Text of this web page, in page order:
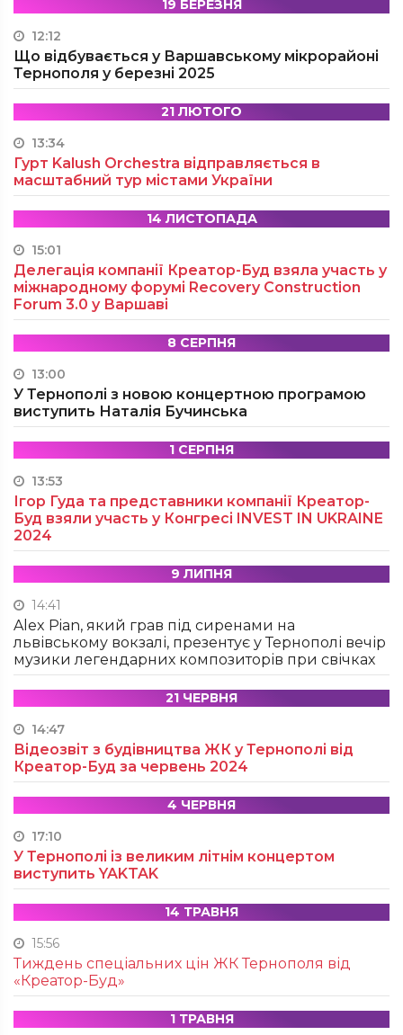
19 БЕРЕЗНЯ
12:12
Що відбувається у Варшавському мікрорайоні
Тернополя у березні 2025
21 ЛЮТОГО
13:34
Гурт Kalush Orchestra відправляється в
масштабний тур містами України
14 ЛИСТОПАДА
15:01
Делегація компанії Креатор-Буд взяла участь у
міжнародному форумі Recovery Construction
Forum 3.0 у Варшаві
8 СЕРПНЯ
13:00
У Тернополі з новою концертною програмою
виступить Наталія Бучинська
1 СЕРПНЯ
13:53
Ігор Гуда та представники компанії Креатор-
Буд взяли участь у Конгресі INVEST IN UKRAINE
2024
9 ЛИПНЯ
14:41
Alex Pian, який грав під сиренами на
львівському вокзалі, презентує у Тернополі вечір
музики легендарних композиторів при свічках
21 ЧЕРВНЯ
14:47
Відеозвіт з будівництва ЖК у Тернополі від
Креатор-Буд за червень 2024
4 ЧЕРВНЯ
17:10
У Тернополі із великим літнім концертом
виступить YAKTAK
14 ТРАВНЯ
15:56
Тиждень спеціальних цін ЖК Тернополя від
«Креатор-Буд»
1 ТРАВНЯ